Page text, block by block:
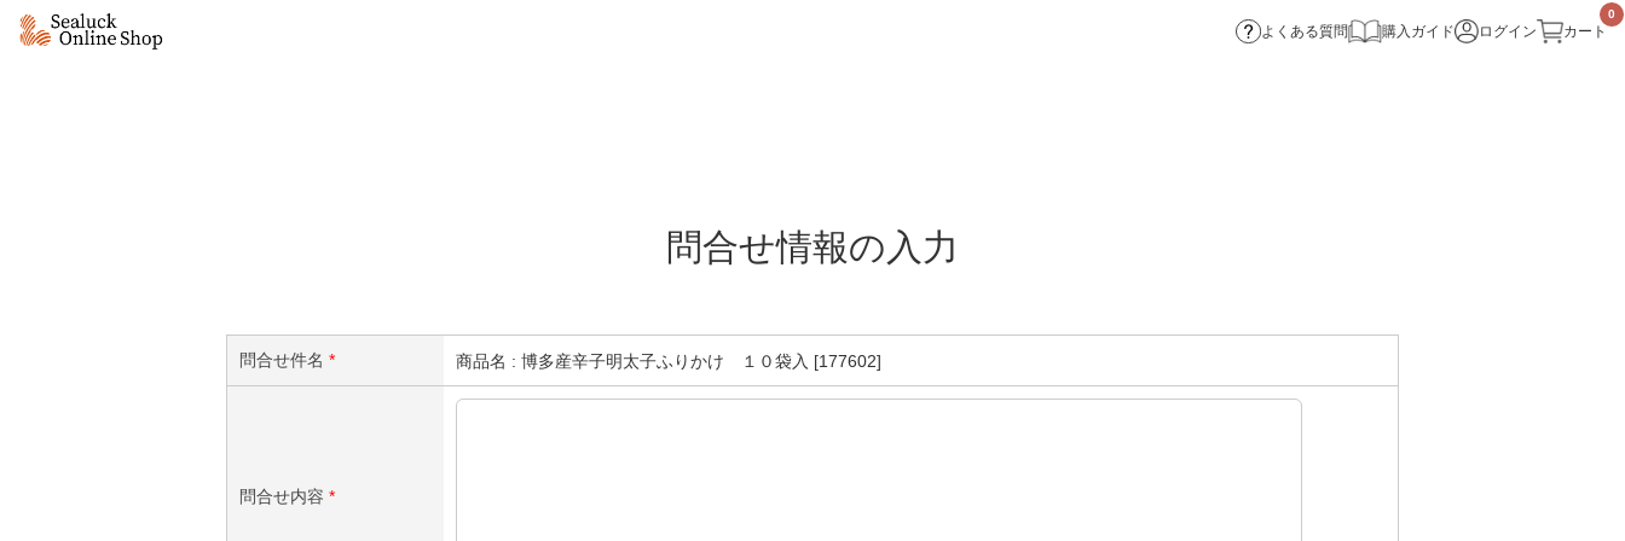
よくある質問 購入ガイド ログイン
0
カート
問合せ情報の入力
問合せ件名 * 商品名 : 博多産辛子明太子ふりかけ １０袋入 [177602]
問合せ内容 *